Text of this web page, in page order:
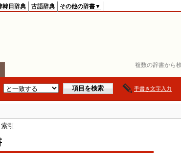
複数の辞書から
韓日辞典 古語辞典 その他の辞書▼
手書き文字入力
引